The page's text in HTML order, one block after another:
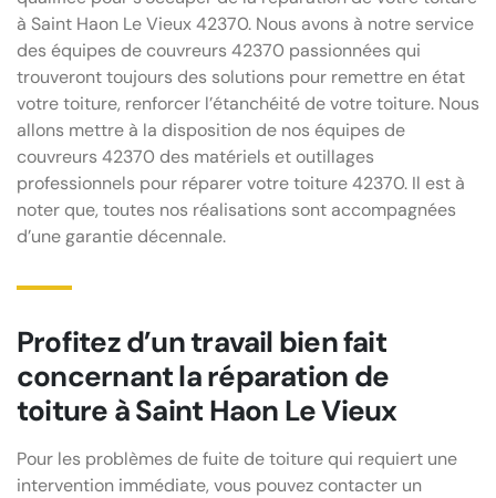
à Saint Haon Le Vieux 42370. Nous avons à notre service
des équipes de couvreurs 42370 passionnées qui
trouveront toujours des solutions pour remettre en état
votre toiture, renforcer l’étanchéité de votre toiture. Nous
allons mettre à la disposition de nos équipes de
couvreurs 42370 des matériels et outillages
professionnels pour réparer votre toiture 42370. Il est à
noter que, toutes nos réalisations sont accompagnées
d’une garantie décennale.
Profitez d’un travail bien fait
concernant la réparation de
toiture à Saint Haon Le Vieux
Pour les problèmes de fuite de toiture qui requiert une
intervention immédiate, vous pouvez contacter un